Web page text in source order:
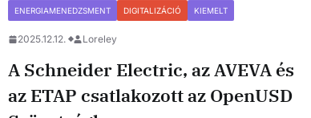
ENERGIAMENEDZSMENT DIGITALIZÁCIÓ KIEMELT
2025.12.12. Loreley
A Schneider Electric, az AVEVA és
az ETAP csatlakozott az OpenUSD